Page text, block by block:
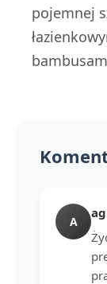
pojemnej
A